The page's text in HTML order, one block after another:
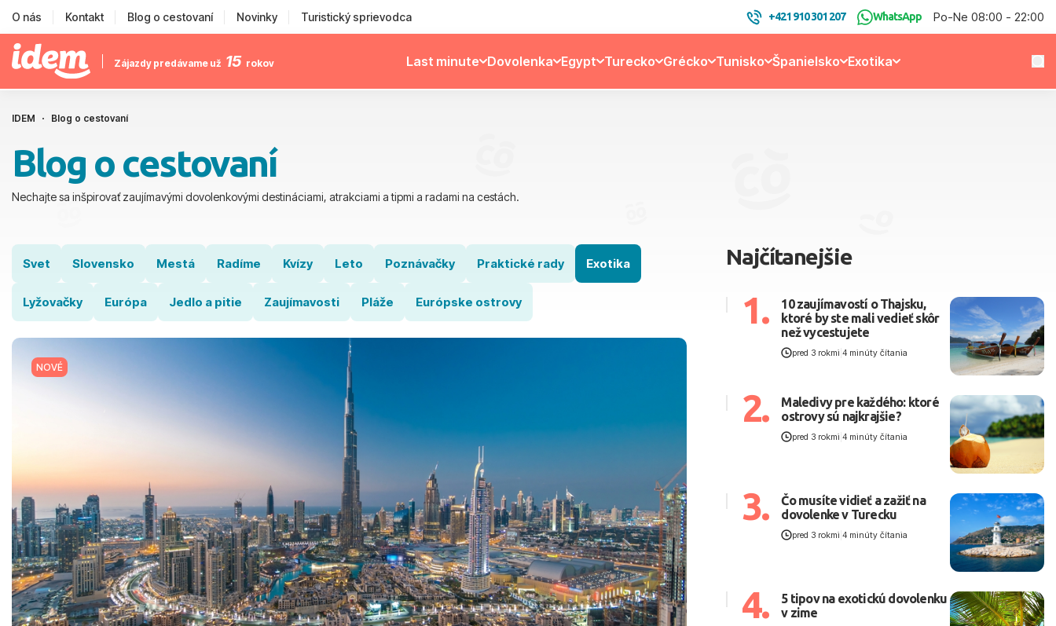
O nás Kontakt Blog o cestovaní Novinky Turistický sprievodca +421 910 301 207 WhatsApp Po-Ne 08:00 - 22:00
Zájazdy predávame už 15 rokov Last minute Dovolenka Egypt Turecko Grécko Tunisko Španielsko Exotika
IDEM Blog o cestovaní
Blog o cestovaní
Nechajte sa inšpirovať zaujímavými dovolenkovými destináciami, atrakciami a tipmi a radami na cestách.
Najčítanejšie
1.
10 zaujímavostí o Thajsku,
ktoré by ste mali vedieť skôr
než vycestujete
pred 3 rokmi |4 minúty čítania
2.
Maledivy pre každého: ktoré
ostrovy sú najkrajšie?
pred 3 rokmi |4 minúty čítania
3.
Čo musíte vidieť a zažiť na
dovolenke v Turecku
pred 3 rokmi |4 minúty čítania
4.
5 tipov na exotickú dovolenku
v zime
Svet Slovensko Mestá Radíme Kvízy Leto Poznávačky Praktické rady Exotika
Lyžovačky Európa Jedlo a pitie Zaujímavosti Pláže Európske ostrovy
NOVÉ